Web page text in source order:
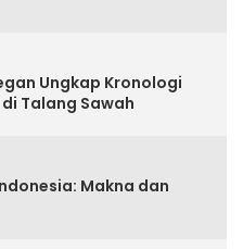
Ungkap Kronologi
Talang Sawah
Makna dan